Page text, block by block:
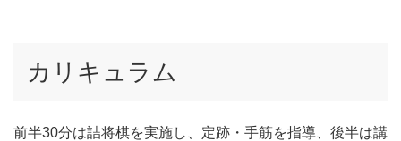
カリキュラム
前半30分は詰将棋を実施し、定跡・手筋を指導、後半は講